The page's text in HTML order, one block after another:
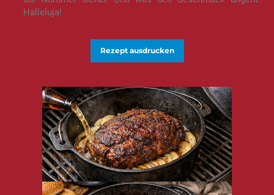
Halleluja!
Rezept ausdrucken